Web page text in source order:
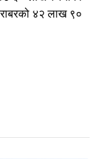
४२ लाख ९०